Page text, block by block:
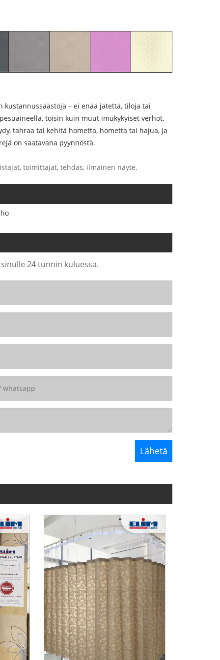
– ei enää jätettä, tiloja tai
toisin kuin muut imukykyiset verhot.
tahraa tai kehitä hometta, hometta tai hajua, ja
on saatavana pyynnöstä.
toimittajat, tehdas, ilmainen näyte,
24 tunnin kuluessa.